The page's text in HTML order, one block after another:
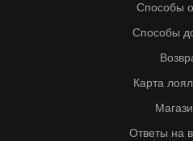
Способы
Способы
Карта
Ответы на